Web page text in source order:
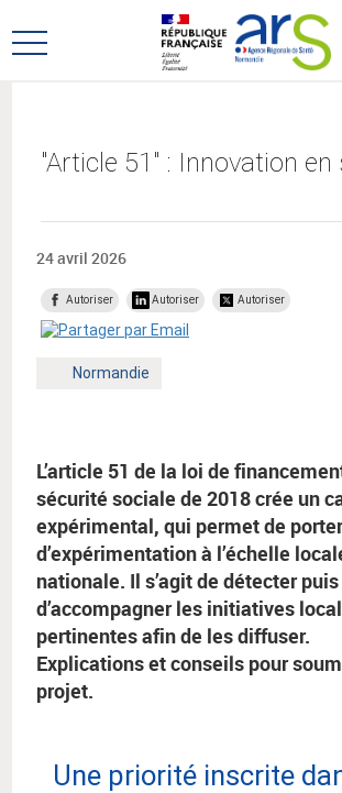
au
menu
au
contenu
Ouvrir
"Article 51" : Innovation en
24 avril 2026
Autoriser Autoriser Autoriser
Territoire
Normandie
L’article 51 de la loi de
sécurité sociale de 2018 crée un
expérimental, qui permet de
d’expérimentation à l’échelle
nationale. Il s’agit de détecter puis
d’accompagner les initiatives
pertinentes afin de les diffuser.
Explications et conseils pour
projet.
Une priorité inscrite